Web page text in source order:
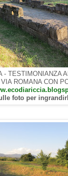
- TESTIMONIANZA
ROMANA CON
foto per